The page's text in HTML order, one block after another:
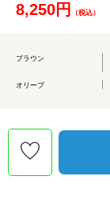
8,250円 （税込）
ブラウン
オリーブ